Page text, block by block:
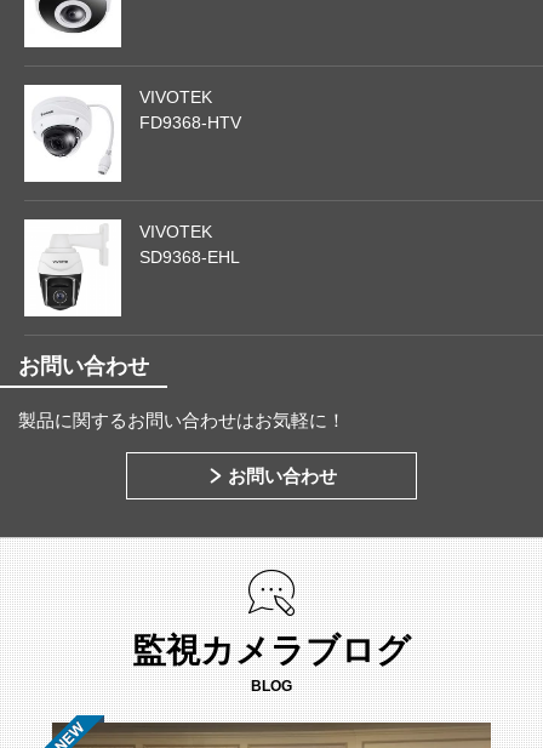
VIVOTEK
FD9368-HTV
VIVOTEK
SD9368-EHL
お問い合わせ
製品に関するお問い合わせはお気軽に！
お問い合わせ
監視カメラブログ
BLOG